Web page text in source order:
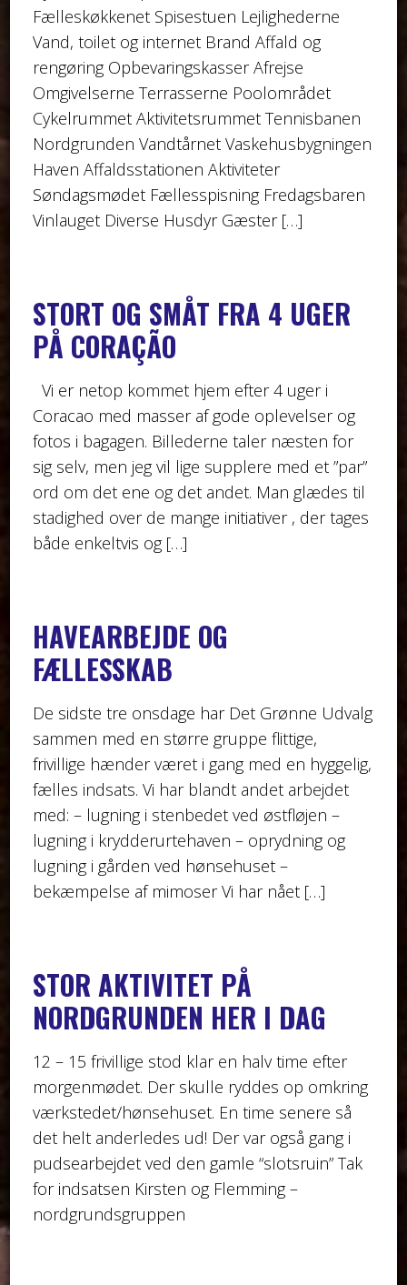
Fælleskøkkenet Spisestuen Lejlighederne
Vand, toilet og internet Brand Affald og
rengøring Opbevaringskasser Afrejse
Omgivelserne Terrasserne Poolområdet
Cykelrummet Aktivitetsrummet Tennisbanen
Nordgrunden Vandtårnet Vaskehusbygningen
Haven Affaldsstationen Aktiviteter
Søndagsmødet Fællesspisning Fredagsbaren
Vinlauget Diverse Husdyr Gæster […]
STORT OG SMÅT FRA 4 UGER
PÅ CORAÇÃO
Vi er netop kommet hjem efter 4 uger i
Coracao med masser af gode oplevelser og
fotos i bagagen. Billederne taler næsten for
sig selv, men jeg vil lige supplere med et ”par”
ord om det ene og det andet. Man glædes til
stadighed over de mange initiativer , der tages
både enkeltvis og […]
HAVEARBEJDE OG
FÆLLESSKAB
De sidste tre onsdage har Det Grønne Udvalg
sammen med en større gruppe flittige,
frivillige hænder været i gang med en hyggelig,
fælles indsats. Vi har blandt andet arbejdet
med: – lugning i stenbedet ved østfløjen –
lugning i krydderurtehaven – oprydning og
lugning i gården ved hønsehuset –
bekæmpelse af mimoser Vi har nået […]
STOR AKTIVITET PÅ
NORDGRUNDEN HER I DAG
12 – 15 frivillige stod klar en halv time efter
morgenmødet. Der skulle ryddes op omkring
værkstedet/hønsehuset. En time senere så
det helt anderledes ud! Der var også gang i
pudsearbejdet ved den gamle “slotsruin” Tak
for indsatsen Kirsten og Flemming –
nordgrundsgruppen